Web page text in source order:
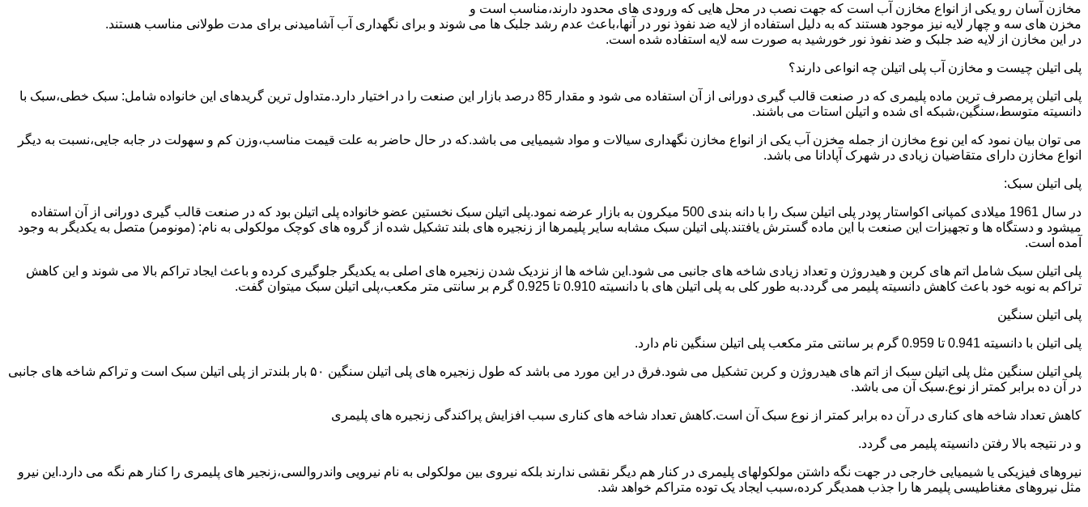
مخازن آسان رو یکی از انواع مخازن آب است که جهت نصب در محل هایی که ورودی های محدود دارند،مناسب است و
مخزن های سه و چهار لایه نیز موجود هستند که به دلیل استفاده از لایه ضد نفوذ نور در آنها،باعث عدم رشد جلبک ها می شوند و برای نگهداری آب آشامیدنی برای مدت طولانی مناسب هستند.
در این مخازن از لایه ضد جلبک و ضد نفوذ نور خورشید به صورت سه لایه استفاده شده است.
پلی اتیلن چیست و مخازن آب پلی اتیلن چه انواعی دارند؟
پلی اتیلن پرمصرف ترین ماده پلیمری که در صنعت قالب گیری دورانی از آن استفاده می شود و مقدار 85 درصد بازار این صنعت را در اختیار دارد.متداول ترین گریدهای این خانواده شامل: سبک خطی،سبک با
دانسیته متوسط،سنگین،شبکه ای شده و اتیلن استات می باشند.
می توان بیان نمود که این نوع مخازن از جمله مخزن آب یکی از انواع مخازن نگهداری سیالات و مواد شیمیایی می باشد.که در حال حاضر به علت قیمت مناسب،وزن کم و سهولت در جابه جایی،نسبت به دیگر
انواع مخازن دارای متقاضیان زیادی در شهرک آپادانا می باشد.
پلی اتیلن سبک:
در سال 1961 میلادی کمپانی اکواستار پودر پلی اتیلن سبک را با دانه بندی 500 میکرون به بازار عرضه نمود.پلی اتیلن سبک نخستین عضو خانواده پلی اتیلن بود که در صنعت قالب گیری دورانی از آن استفاده
میشود و دستگاه ها و تجهیزات این صنعت با این ماده گسترش یافتند.پلی اتیلن سبک مشابه سایر پلیمرها از زنجیره های بلند تشکیل شده از گروه های کوچک مولکولی به نام: (مونومر) متصل به یکدیگر به وجود
آمده است.
پلی اتیلن سبک شامل اتم های کربن و هیدروژن و تعداد زیادی شاخه های جانبی می شود.این شاخه ها از نزدیک شدن زنجیره های اصلی به یکدیگر جلوگیری کرده و باعث ایجاد تراکم بالا می شوند و این کاهش
تراکم به نوبه خود باعث کاهش دانسیته پلیمر می گردد.به طور کلی به پلی اتیلن های با دانسیته 0.910 تا 0.925 گرم بر سانتی متر مکعب،پلی اتیلن سبک میتوان گفت.
پلی اتیلن سنگین
پلی اتیلن با دانسیته 0.941 تا 0.959 گرم بر سانتی متر مکعب پلی اتیلن سنگین نام دارد.
پلی اتیلن سنگین مثل پلی اتیلن سبک از اتم های هیدروژن و کربن تشکیل می شود.فرق در این مورد می باشد که طول زنجیره های پلی اتیلن سنگین ۵۰ بار بلندتر از پلی اتیلن سبک است و تراکم شاخه های جانبی
در آن ده برابر کمتر از نوع.سبک آن می باشد.
کاهش تعداد شاخه های کناری در آن ده برابر کمتر از نوع سبک آن است.کاهش تعداد شاخه های کناری سبب افزایش پراکندگی زنجیره های پلیمری
و در نتیجه بالا رفتن دانسیته پلیمر می گردد.
نیروهای فیزیکی یا شیمیایی خارجی در جهت نگه داشتن مولکولهای پلیمری در کنار هم دیگر نقشی ندارند بلکه نیروی بین مولکولی به نام نیرویی واندروالسی،زنجیر های پلیمری را کنار هم نگه می دارد.این نیرو
مثل نیروهای مغناطیسی پلیمر ها را جذب همدیگر کرده،سبب ایجاد یک توده متراکم خواهد شد.